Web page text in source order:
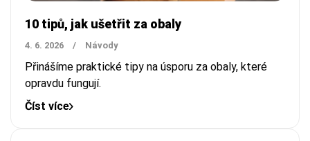
10 tipů, jak ušetřit za obaly
4. 6. 2026 / Návody
Přinášíme praktické tipy na úsporu za obaly, které
opravdu fungují.
Číst více